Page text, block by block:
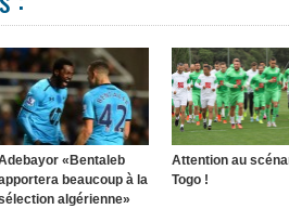
«Bentaleb
beaucoup à la
algérienne»
Attention au
Togo !